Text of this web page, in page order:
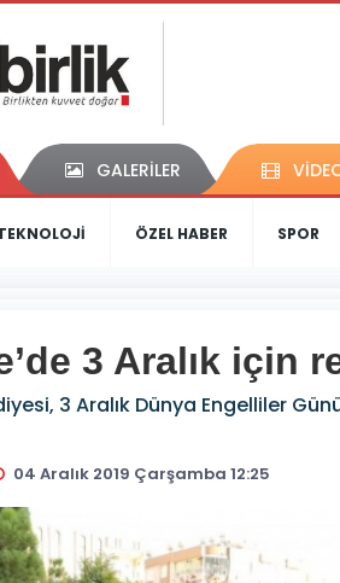
GALERİLER
ÖZEL HABER SPOR
3 Aralık için
3 Aralık Dünya Engelliler
04 Aralık 2019 Çarşamba 12:25